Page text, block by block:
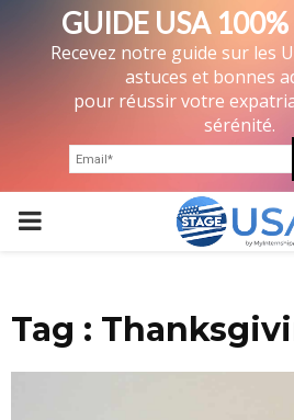
PRIMARY
Tag :
GUIDE USA
Recevez notre guide sur les
astuces et bonnes
pour réussir votre
sérénité.